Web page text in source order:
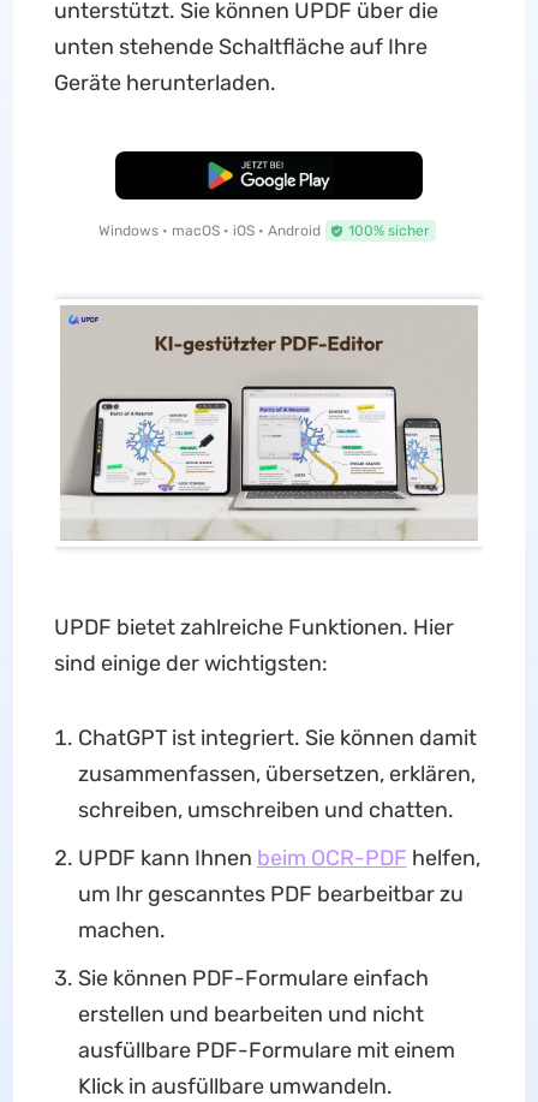
unterstützt. Sie können UPDF über die
unten stehende Schaltfläche auf Ihre
Geräte herunterladen.
Kostenloser Download
Windows • macOS • iOS • Android 100% sicher
UPDF bietet zahlreiche Funktionen. Hier
sind einige der wichtigsten:
ChatGPT ist integriert. Sie können damit
zusammenfassen, übersetzen, erklären,
schreiben, umschreiben und chatten.
UPDF kann Ihnen beim OCR-PDF helfen,
um Ihr gescanntes PDF bearbeitbar zu
machen.
Sie können PDF-Formulare einfach
erstellen und bearbeiten und nicht
ausfüllbare PDF-Formulare mit einem
Klick in ausfüllbare umwandeln.